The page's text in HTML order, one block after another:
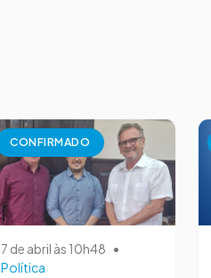
CONFIRMADO
7 de abril às 10h48 •
Política